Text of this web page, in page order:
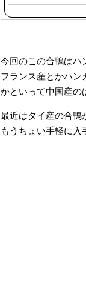
今回のこの合鴨はハ
フランス産とかハン
かといって中国産の
最近はタイ産の合鴨
もうちょい手軽に入